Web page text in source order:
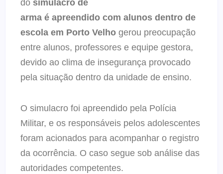
do simulacro de
arma é apreendido com alunos dentro de
escola em Porto Velho gerou preocupação
entre alunos, professores e equipe gestora,
devido ao clima de insegurança provocado
pela situação dentro da unidade de ensino.
O simulacro foi apreendido pela Polícia
Militar, e os responsáveis pelos adolescentes
foram acionados para acompanhar o registro
da ocorrência. O caso segue sob análise das
autoridades competentes.